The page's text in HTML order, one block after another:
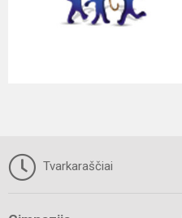
Tvarkaraščiai